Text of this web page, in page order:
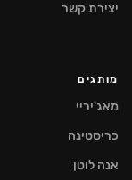
יצירת קשר
מותגים
מאג'יריי
כריסטינה
אנה לוטן